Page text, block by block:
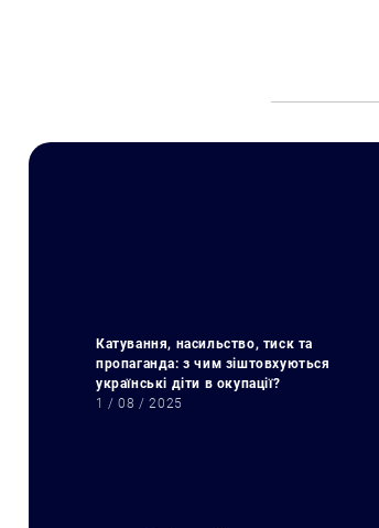
Катування, насильство, тиск та
пропаганда: з чим зіштовхуються
українські діти в окупації?
1 / 08 / 2025